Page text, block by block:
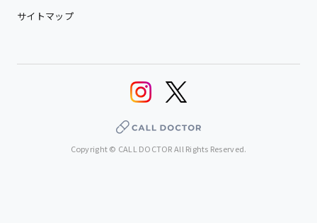
サイトマップ
Copyright © CALL DOCTOR All Rights Reserved.